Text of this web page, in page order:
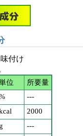
付け
位
所要量
---
2000
g
---